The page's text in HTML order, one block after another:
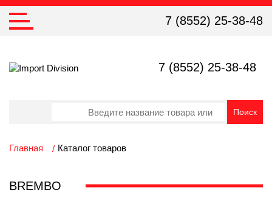
7 (8552) 25-38-48
7 (8552) 25-38-48
Главная Каталог товаров
BREMBO